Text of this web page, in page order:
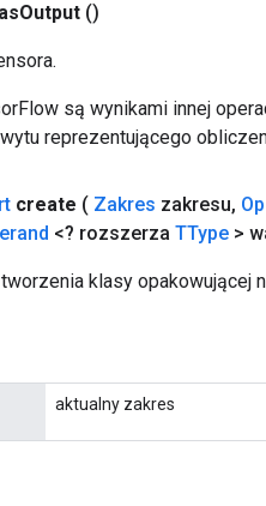
asOutput ()
są wynikami innej
reprezentującego
create ( Zakres zakresu,
<? rozszerza TType >
klasy opakowującej
aktualny zakres